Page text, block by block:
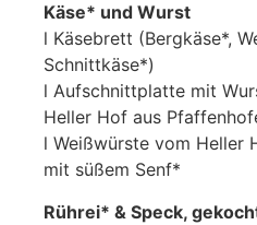
Käse* und Wurst
l Käsebrett (Bergkäse*,
Schnittkäse*)
l Aufschnittplatte mit
Heller Hof aus
l Weißwürste vom Heller
mit süßem Senf*
Rührei* & Speck,